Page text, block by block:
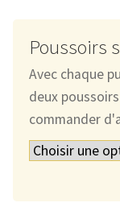
Poussoirs
Avec chaque
deux
commander